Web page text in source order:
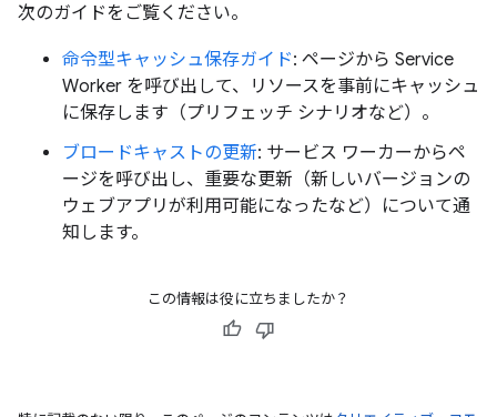
次のガイドをご覧ください。
命令型キャッシュ保存ガイド: ページから Service
Worker を呼び出して、リソースを事前にキャッシュ
に保存します（プリフェッチ シナリオなど）。
ブロードキャストの更新: サービス ワーカーからペ
ージを呼び出し、重要な更新（新しいバージョンの
ウェブアプリが利用可能になったなど）について通
知します。
この情報は役に立ちましたか？